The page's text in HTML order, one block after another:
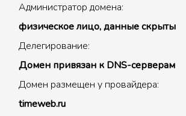
Администратор домена:
физическое лицо, данные скрыты
Делегирование:
Домен привязан к DNS-серверам
Домен размещен у провайдера:
timeweb.ru